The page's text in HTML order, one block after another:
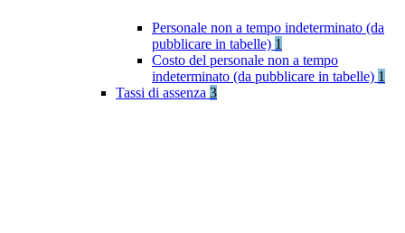
Personale non a tempo indeterminato (da
pubblicare in tabelle) 1
Costo del personale non a tempo
indeterminato (da pubblicare in tabelle) 1
Tassi di assenza 3